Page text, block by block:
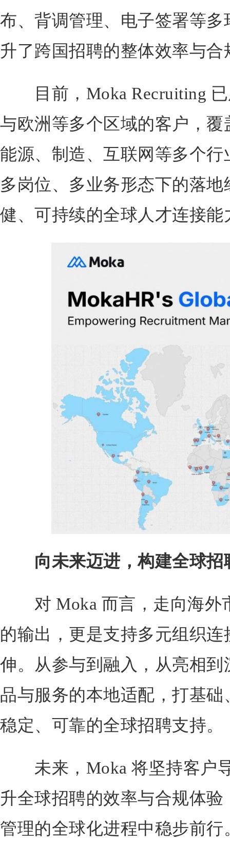
布、背调管理、电子签署等
升了跨国招聘的整体效率与合
目前，Moka Recruiting 已
与欧洲等多个区域的客户，
能源、制造、互联网等多个
多岗位、多业务形态下的落
健、可持续的全球人才连接
向未来迈进，构建全球招
对 Moka 而言，走向海外
的输出，更是支持多元组织
伸。从参与到融入，从亮相
品与服务的本地适配，打基
稳定、可靠的全球招聘支持。
未来，Moka 将坚持客户
升全球招聘的效率与合规体
管理的全球化进程中稳步前行